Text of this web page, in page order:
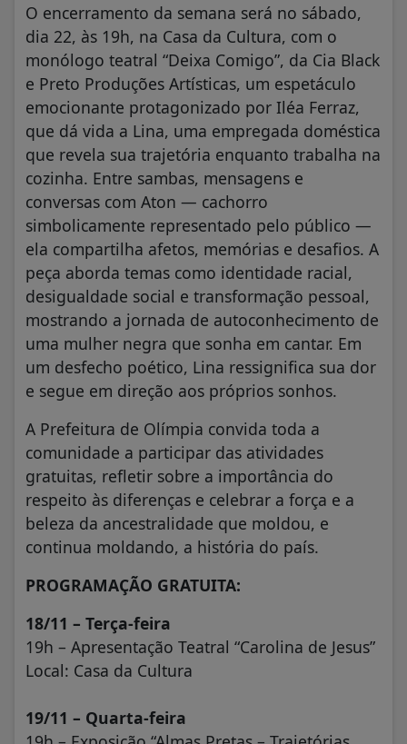
O encerramento da semana será no sábado,
dia 22, às 19h, na Casa da Cultura, com o
monólogo teatral “Deixa Comigo”, da Cia Black
e Preto Produções Artísticas, um espetáculo
emocionante protagonizado por Iléa Ferraz,
que dá vida a Lina, uma empregada doméstica
que revela sua trajetória enquanto trabalha na
cozinha. Entre sambas, mensagens e
conversas com Aton — cachorro
simbolicamente representado pelo público —
ela compartilha afetos, memórias e desafios. A
peça aborda temas como identidade racial,
desigualdade social e transformação pessoal,
mostrando a jornada de autoconhecimento de
uma mulher negra que sonha em cantar. Em
um desfecho poético, Lina ressignifica sua dor
e segue em direção aos próprios sonhos.
A Prefeitura de Olímpia convida toda a
comunidade a participar das atividades
gratuitas, refletir sobre a importância do
respeito às diferenças e celebrar a força e a
beleza da ancestralidade que moldou, e
continua moldando, a história do país.
PROGRAMAÇÃO GRATUITA:
18/11 – Terça-feira
19h – Apresentação Teatral “Carolina de Jesus”
Local: Casa da Cultura
19/11 – Quarta-feira